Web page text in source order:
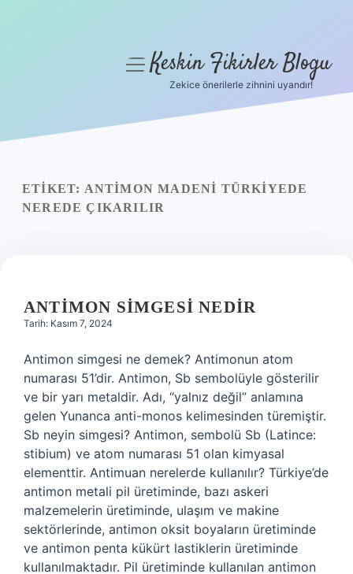
Yasal Uyarı
menüyüKeskin Fikirler Blogu
Zekice önerilerle zihnini uyandır!
ETIKET: ANTIMON MADENI TÜRKIYEDE
NEREDE ÇIKARILIR
ANTIMON SIMGESI NEDIR
Tarih: Kasım 7, 2024
Antimon simgesi ne demek? Antimonun atom
numarası 51’dir. Antimon, Sb sembolüyle gösterilir
ve bir yarı metaldir. Adı, “yalnız değil” anlamına
gelen Yunanca anti-monos kelimesinden türemiştir.
Sb neyin simgesi? Antimon, sembolü Sb (Latince:
stibium) ve atom numarası 51 olan kimyasal
elementtir. Antimuan nerelerde kullanılır? Türkiye’de
antimon metali pil üretiminde, bazı askeri
malzemelerin üretiminde, ulaşım ve makine
sektörlerinde, antimon oksit boyaların üretiminde
ve antimon penta kükürt lastiklerin üretiminde
kullanılmaktadır. Pil üretiminde kullanılan antimon